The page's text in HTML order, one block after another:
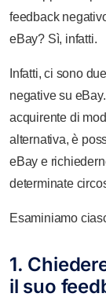
feedback
eBay? Sì, infatti.
Infatti, ci sono
negative su
acquirente di
alternativa, è
eBay e
determinate
Esaminiamo
1.
il suo